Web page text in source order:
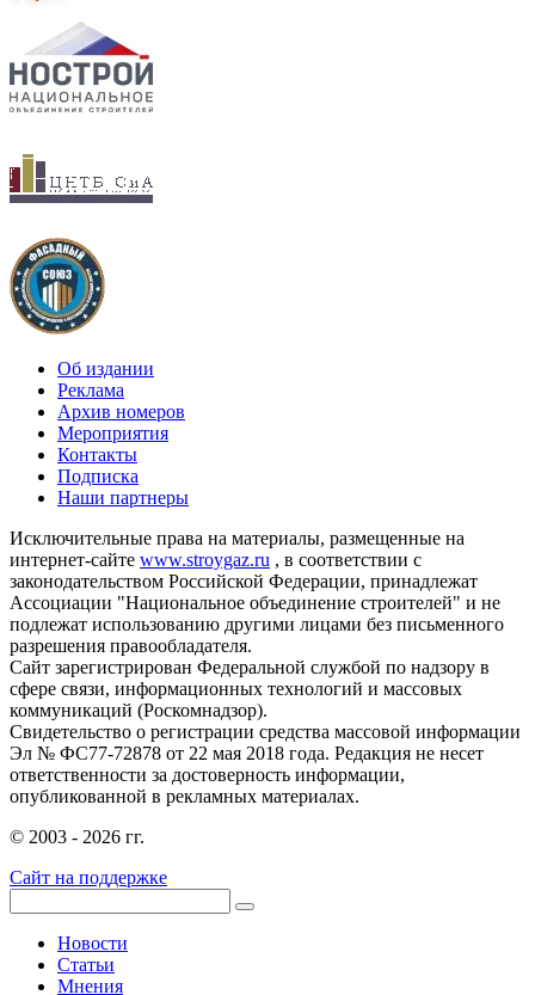
Об издании
Реклама
Архив номеров
Мероприятия
Контакты
Подписка
Наши партнеры
Исключительные права на материалы, размещенные на
интернет-сайте www.stroygaz.ru , в соответствии с
законодательством Российской Федерации, принадлежат
Ассоциации "Национальное объединение строителей" и не
подлежат использованию другими лицами без письменного
разрешения правообладателя.
Сайт зарегистрирован Федеральной службой по надзору в
сфере связи, информационных технологий и массовых
коммуникаций (Роскомнадзор).
Свидетельство о регистрации средства массовой информации
Эл № ФС77-72878 от 22 мая 2018 года. Редакция не несет
ответственности за достоверность информации,
опубликованной в рекламных материалах.
© 2003 - 2026 гг.
Сайт на поддержке
Новости
Статьи
Мнения